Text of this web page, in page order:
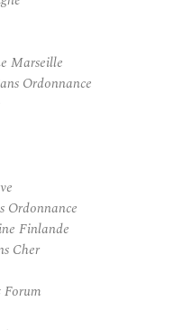
Marseille
Ordonnance
Ordonnance
Finlande
Cher